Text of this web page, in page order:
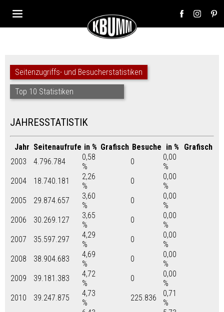
Seitenzugriffs- und Besucherstatistiken
Top 10 Statistiken
JAHRESSTATISTIK
Jahr Seitenaufrufe in % Grafisch Besuche in %
Grafisch
2003
4.796.784
0,58
%
0
0,00
%
2004
18.740.181
2,26
%
0
0,00
%
2005
29.874.657
3,60
%
0
0,00
%
2006
30.269.127
3,65
%
0
0,00
%
2007
35.597.297
4,29
%
0
0,00
%
2008
38.904.683
4,69
%
0
0,00
%
2009
39.181.383
4,72
%
0
0,00
%
2010
39.247.875
4,73
%
225.836
0,71
%